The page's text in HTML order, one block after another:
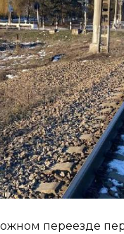
переезде